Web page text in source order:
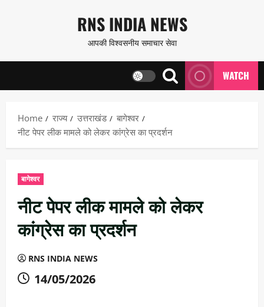
content
RNS INDIA NEWS
आपकी विश्वसनीय समाचार सेवा
WATCH
Home राज्य उत्तराखंड
बागेश्वर
नीट पेपर लीक मामले को लेकर कांग्रेस का प्रदर्शन
बागेश्वर
नीट पेपर लीक मामले को लेकर
कांग्रेस का प्रदर्शन
RNS INDIA NEWS
14/05/2026